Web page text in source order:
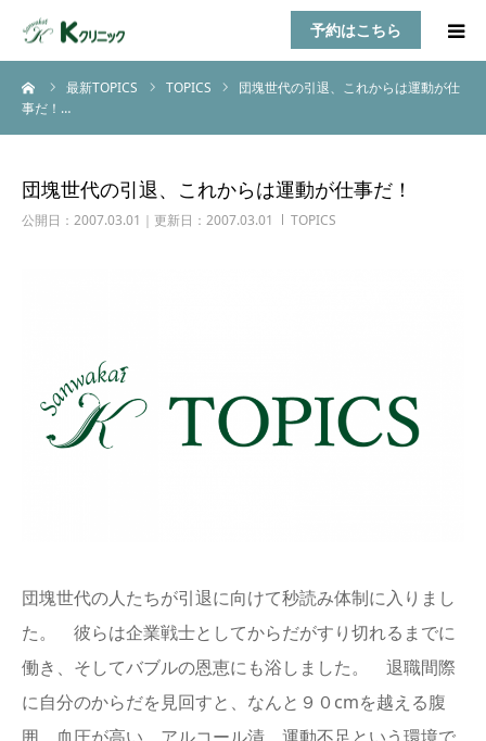
予約はこちら
最新TOPICS TOPICS
団塊世代の引退、これからは運動が仕
事だ！…
団塊世代の引退、これからは運動が仕事だ！
公開日：2007.03.01｜更新日：2007.03.01 TOPICS
団塊世代の人たちが引退に向けて秒読み体制に入りまし
た。 彼らは企業戦士としてからだがすり切れるまでに
働き、そしてバブルの恩恵にも浴しました。 退職間際
に自分のからだを見回すと、なんと９０cmを越える腹
HOME
お知らせ
アクセス